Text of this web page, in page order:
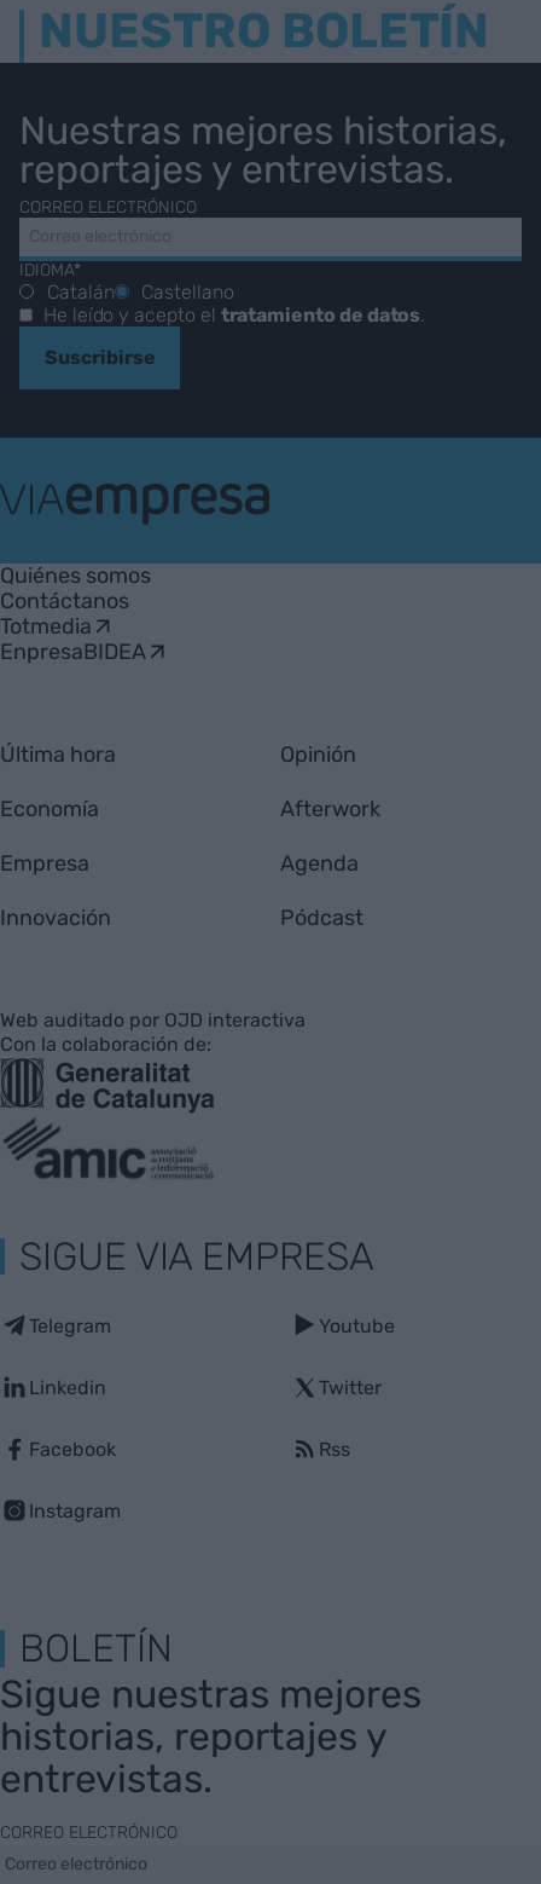
NUESTRO BOLETÍN
Nuestras mejores historias,
reportajes y entrevistas.
CORREO ELECTRÓNICO
IDIOMA*
Catalán
Castellano
He leído y acepto el tratamiento de datos.
Suscribirse
Empresa
Quiénes somos
Contáctanos
Totmedia
EnpresaBIDEA
Última hora
Economía
Empresa
Innovación
Opinión
Afterwork
Agenda
Pódcast
Web auditado por OJD interactiva
Con la colaboración de:
SIGUE VIA EMPRESA
Telegram
Linkedin
Facebook
Instagram
Youtube
Twitter
Rss
BOLETÍN
Sigue nuestras mejores
historias, reportajes y
entrevistas.
CORREO ELECTRÓNICO